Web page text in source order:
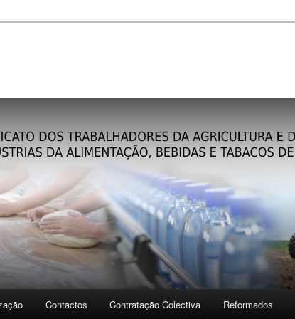
Contactos Contratação Colectiva Reformados